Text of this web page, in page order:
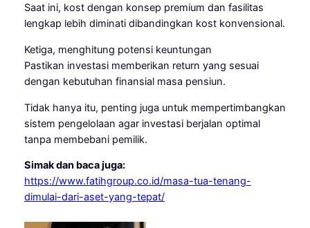
Saat ini, kost dengan konsep premium dan fasilitas
lengkap lebih diminati dibandingkan kost konvensional.
Ketiga, menghitung potensi keuntungan
Pastikan investasi memberikan return yang sesuai
dengan kebutuhan finansial masa pensiun.
Tidak hanya itu, penting juga untuk mempertimbangkan
sistem pengelolaan agar investasi berjalan optimal
tanpa membebani pemilik.
Simak dan baca juga:
https://www.fatihgroup.co.id/masa-tua-tenang-
dimulai-dari-aset-yang-tepat/